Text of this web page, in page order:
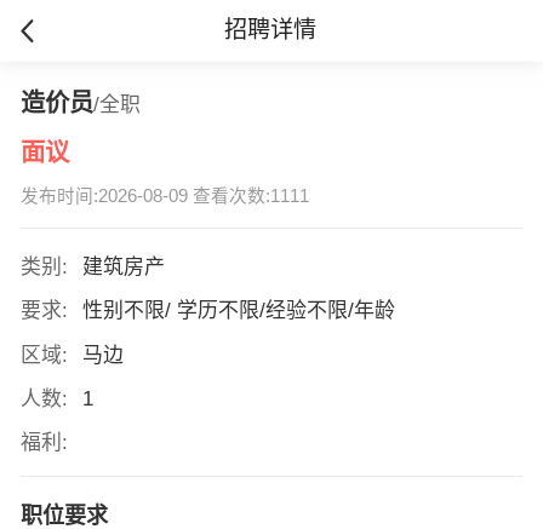
招聘详情
造价员/全职
面议
发布时间:2026-08-09 查看次数:1111
类别:
建筑房产
要求:
性别不限/ 学历不限/经验不限/年龄
区域:
马边
人数:
1
福利:
职位要求